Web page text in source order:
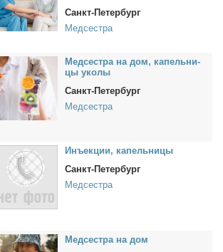
Санкт-Петербург
Медсестра
Мед­сест­ра на дом, ка­пель­ни­
цы уко­лы
Санкт-Петербург
Медсестра
Инъ­ек­ции, ка­пель­ни­цы
Санкт-Петербург
Медсестра
Мед­сест­ра на дом